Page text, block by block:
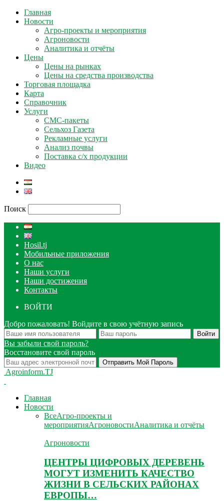
Главная
Новости
Агро-проекты и мероприятия
Агроновости
Аналитика и отчёты
Цены
Цены на рынках
Цены на средства производства
Торговая площадка
Карта
Справочник
Услуги
СМС-пакеты
Сельхоз Газета
Рекламные услуги
Анализ почвы
Поставка с/х продукции
Видео
Поиск
Hosil.tj
Мобильные приложения
О нас
Наши услуги
Наши достижения
Контакты
ВОЙТИ
Добро пожаловать! Войдите в свою учётную запись
Вы забыли свой пароль?
Восстановите свой пароль
Agroinform.TJ
Главная
Новости
ВсеАгро-проекты и
мероприятияАгроновостиАналитика и отчёты
Агроновости
ЦЕНТРЫ ЦИФРОВЫХ ДЕРЕВЕНЬ
МОГУТ ИЗМЕНИТЬ КАЧЕСТВО
ЖИЗНИ В СЕЛЬСКИХ РАЙОНАХ
ЕВРОПЫ…